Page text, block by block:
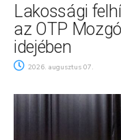
Lakossági
az OTP
idejében
2026. augusztus 07.